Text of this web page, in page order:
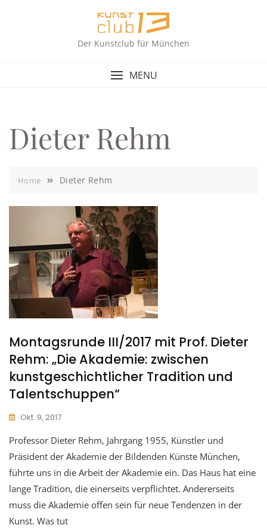
Der Kunstclub für München
MENU
Dieter Rehm
Home Dieter Rehm
Montagsrunde III/2017 mit Prof. Dieter
Rehm: „Die Akademie: zwischen
kunstgeschichtlicher Tradition und
Talentschuppen“
Okt. 9, 2017
Professor Dieter Rehm, Jahrgang 1955, Künstler und
Präsident der Akademie der Bildenden Künste München,
führte uns in die Arbeit der Akademie ein. Das Haus hat eine
lange Tradition, die einerseits verpflichtet. Andererseits
muss die Akademie offen sein für neue Tendenzen in der
Kunst. Was tut